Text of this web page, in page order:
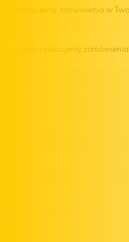
Czy realizujemy zamówienia w
Jak szybko realizujemy